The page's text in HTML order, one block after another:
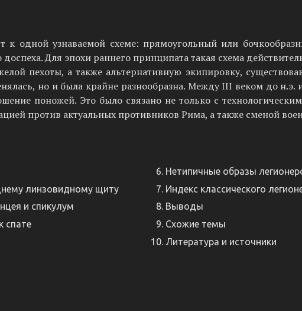
к одной узнаваемой схеме: прямоугольный или
доспеха. Для эпохи раннего принципата такая схема
пехоты, а также альтернативную экипировку,
но и была крайне разнообразна. Между III веком до
поножей. Это было связано не только с
против актуальных противников Рима, а также сменой
линзовидному щиту
и спикулум
спате
Нетипичные образы
Индекс классического
Выводы
Схожие темы
Литература и источники